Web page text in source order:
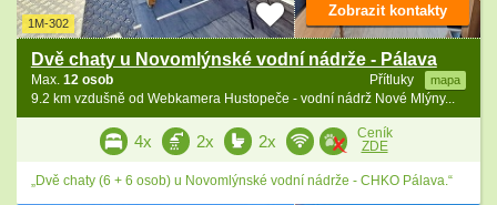
1M-302
Dvě chaty u Novomlýnské vodní nádrže - Pálava
Přítluky mapa
Max. 12 osob
9.2 km vzdušně od Webkamera Hustopeče - vodní nádrž Nové Mlýny...
Zobrazit kontakty
4x 2x 2x
Ceník
ZDE
„Dvě chaty (6 + 6 osob) u Novomlýnské vodní nádrže - CHKO Pálava.“